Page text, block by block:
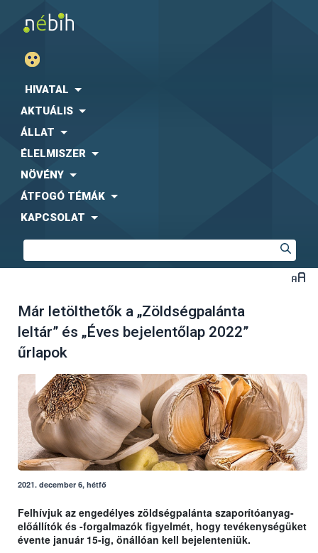
HIVATAL
AKTUÁLIS
ÁLLAT
ÉLELMISZER
NÖVÉNY
ÁTFOGÓ TÉMÁK
KAPCSOLAT
Már letölthetők a „Zöldségpalánta
leltár” és „Éves bejelentőlap 2022”
űrlapok
2021. december 6, hétfő
Felhívjuk az engedélyes zöldségpalánta szaporítóanyag-
előállítók és -forgalmazók figyelmét, hogy tevékenységüket
évente január 15-ig, önállóan kell bejelenteniük.